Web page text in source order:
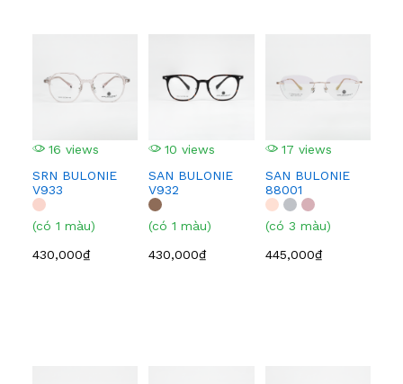
16 views
SRN BULONIE
V933
(có 1 màu)
430,000₫
10 views
SAN BULONIE
V932
(có 1 màu)
430,000₫
17 views
SAN BULONIE
88001
(có 3 màu)
445,000₫